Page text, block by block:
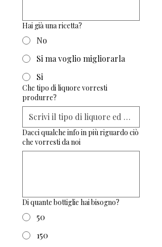
Hai già una ricetta?
No
Si ma voglio migliorarla
Si
Che tipo di liquore vorresti
produrre?
Dacci qualche info in più riguardo ciò
che vorresti da noi
Di quante bottiglie hai bisogno?
50
150